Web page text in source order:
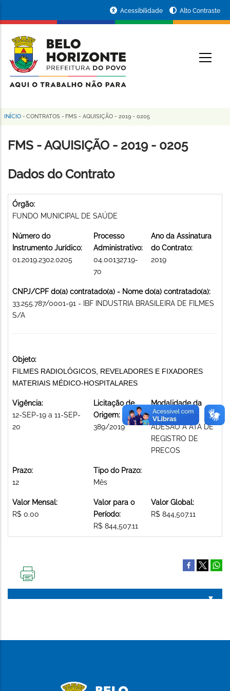
conteúdo
principal
da
Prefeitura
de
Horizonte
Acessibilidade Alto Contraste
Trilha
de
INÍCIO - CONTRATOS - FMS - AQUISIÇÃO - 2019 - 0205
FMS - AQUISIÇÃO - 2019 - 0205
Dados do Contrato
Órgão:
FUNDO MUNICIPAL DE SAÚDE
Número do
Instrumento Jurídico:
01.2019.2302.0205
Processo
Administrativo:
04.001327.19-
70
Ano da Assinatura
do Contrato:
2019
CNPJ/CPF do(a) contratado(a) - Nome do(a) contratado(a):
33.255.787/0001-91 - IBF INDUSTRIA BRASILEIRA DE FILMES
S/A
Objeto:
FILMES RADIOLÓGICOS, REVELADORES E FIXADORES
MATERIAIS MÉDICO-HOSPITALARES
Vigência:
12-SEP-19 a 11-SEP-
20
Licitação de
Origem:
389/2019
Modalidade da
licitação:
ADESAO A ATA DE
REGISTRO DE
PRECOS
Prazo:
12
Tipo do Prazo:
Mês
Valor Mensal:
R$ 0.00
Valor para o
Período:
R$ 844,507.11
Valor Global:
R$ 844,507.11
PÁGINA